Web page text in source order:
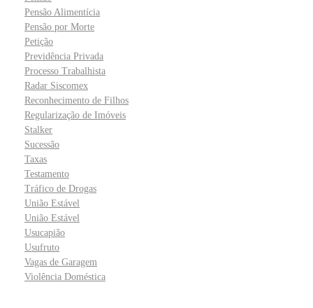
Pensão Alimentícia
Pensão por Morte
Petição
Previdência Privada
Processo Trabalhista
Radar Siscomex
Reconhecimento de Filhos
Regularização de Imóveis
Stalker
Sucessão
Taxas
Testamento
Tráfico de Drogas
União Estável
União Estável
Usucapião
Usufruto
Vagas de Garagem
Violência Doméstica